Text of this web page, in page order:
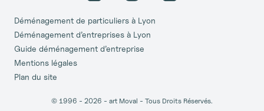
Déménagement de particuliers à Lyon
Déménagement d’entreprises à Lyon
Guide déménagement d’entreprise
Mentions légales
Plan du site
© 1996 - 2026 - art Moval - Tous Droits Réservés.